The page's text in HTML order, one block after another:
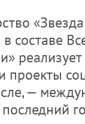
составе
проекты
—